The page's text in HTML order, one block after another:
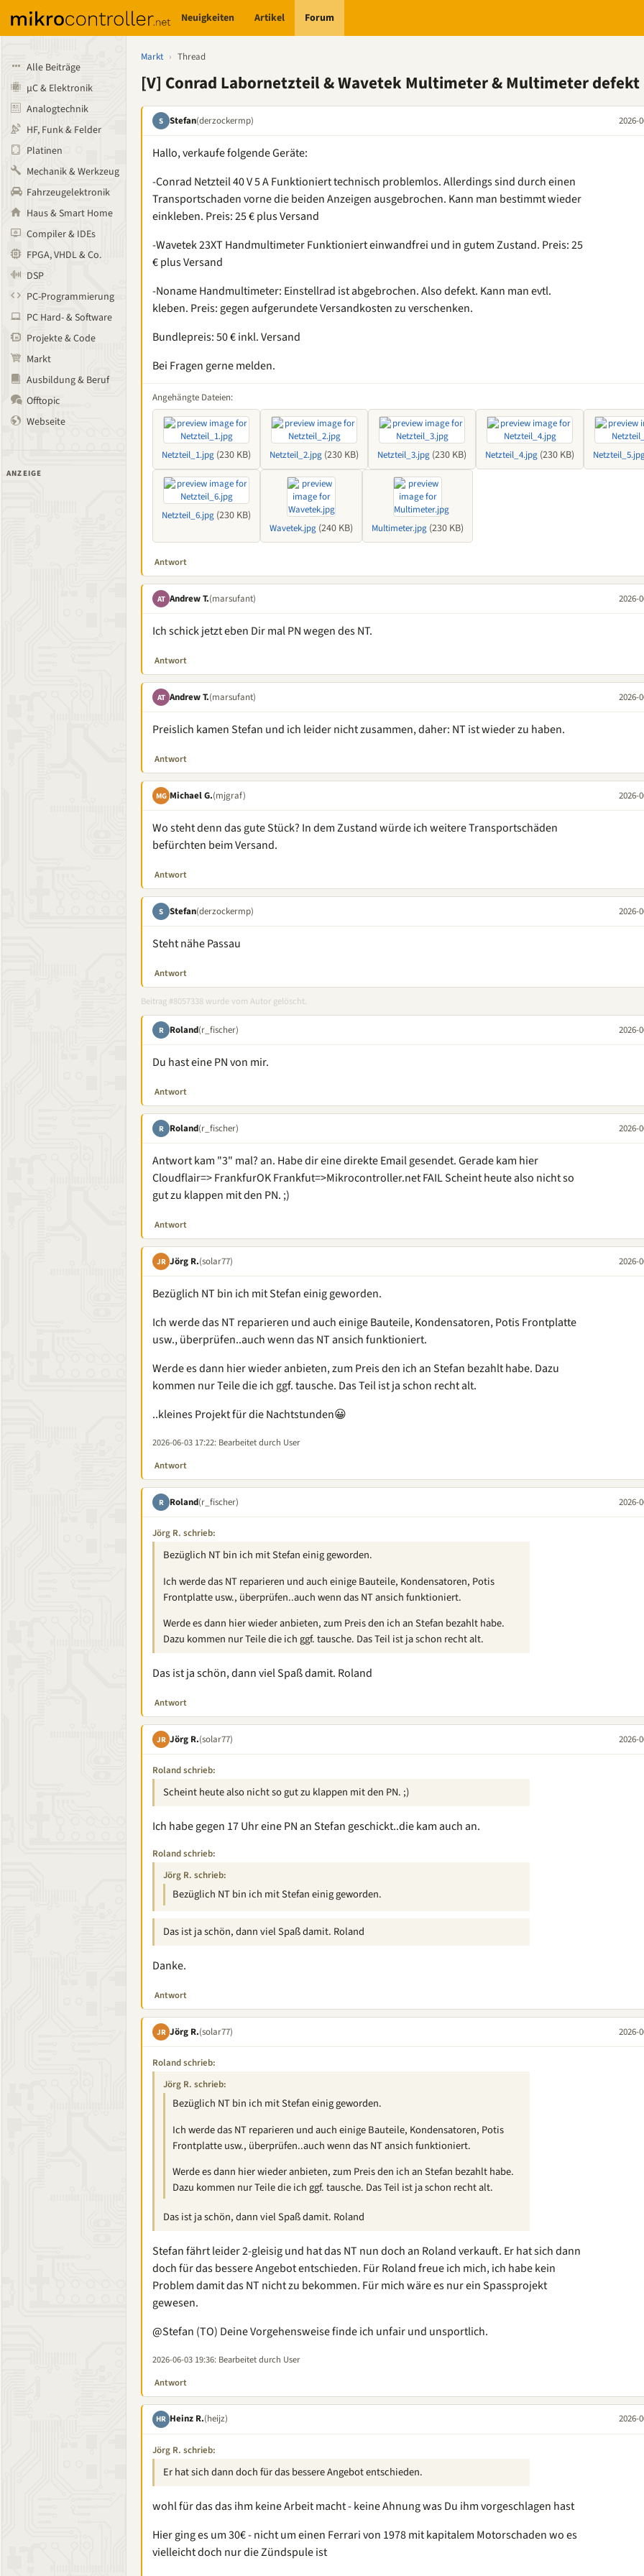
Neuigkeiten Artikel Forum
Alle Beiträge
µC & Elektronik
Analogtechnik
HF, Funk & Felder
Platinen
Mechanik & Werkzeug
Fahrzeugelektronik
Haus & Smart Home
Compiler & IDEs
FPGA, VHDL & Co.
DSP
PC-Programmierung
PC Hard- & Software
Projekte & Code
Markt
Ausbildung & Beruf
Offtopic
Webseite
ANZEIGE
Markt › Thread
[V] Conrad Labornetzteil & Wavetek Multimeter & Multimeter defekt
S Stefan(derzockermp) 2026-
Hallo, verkaufe folgende Geräte:
-Conrad Netzteil 40 V 5 A Funktioniert technisch problemlos. Allerdings sind durch einen
Transportschaden vorne die beiden Anzeigen ausgebrochen. Kann man bestimmt wieder
einkleben. Preis: 25 € plus Versand
-Wavetek 23XT Handmultimeter Funktioniert einwandfrei und in gutem Zustand. Preis: 25
€ plus Versand
-Noname Handmultimeter: Einstellrad ist abgebrochen. Also defekt. Kann man evtl.
kleben. Preis: gegen aufgerundete Versandkosten zu verschenken.
Bundlepreis: 50 € inkl. Versand
Bei Fragen gerne melden.
Angehängte Dateien:
Netzteil_1.jpg (230 KB) Netzteil_2.jpg (230 KB) Netzteil_3.jpg (230 KB) Netzteil_4.jpg (230 KB)
Netzteil_6.jpg (230 KB)
Wavetek.jpg (240 KB) Multimeter.jpg (230 KB)
Antwort
AT Andrew T.(marsufant) 2026-
Ich schick jetzt eben Dir mal PN wegen des NT.
Antwort
AT Andrew T.(marsufant) 2026-
Preislich kamen Stefan und ich leider nicht zusammen, daher: NT ist wieder zu haben.
Antwort
MG Michael G.(mjgraf) 2026-
Wo steht denn das gute Stück? In dem Zustand würde ich weitere Transportschäden
befürchten beim Versand.
Antwort
S Stefan(derzockermp) 2026-
Steht nähe Passau
Antwort
Beitrag #8057338 wurde vom Autor gelöscht.
R Roland(r_fischer) 2026-
Du hast eine PN von mir.
Antwort
R Roland(r_fischer) 2026-
Antwort kam "3" mal? an. Habe dir eine direkte Email gesendet. Gerade kam hier
Cloudflair=> FrankfurOK Frankfut=>Mikrocontroller.net FAIL Scheint heute also nicht so
gut zu klappen mit den PN. ;)
Antwort
JR Jörg R.(solar77) 2026-
Bezüglich NT bin ich mit Stefan einig geworden.
Ich werde das NT reparieren und auch einige Bauteile, Kondensatoren, Potis Frontplatte
usw., überprüfen..auch wenn das NT ansich funktioniert.
Werde es dann hier wieder anbieten, zum Preis den ich an Stefan bezahlt habe. Dazu
kommen nur Teile die ich ggf. tausche. Das Teil ist ja schon recht alt.
..kleines Projekt für die Nachtstunden😀
2026-06-03 17:22: Bearbeitet durch User
Antwort
R Roland(r_fischer) 2026-
Jörg R. schrieb:
Bezüglich NT bin ich mit Stefan einig geworden.
Ich werde das NT reparieren und auch einige Bauteile, Kondensatoren, Potis
Frontplatte usw., überprüfen..auch wenn das NT ansich funktioniert.
Werde es dann hier wieder anbieten, zum Preis den ich an Stefan bezahlt habe.
Dazu kommen nur Teile die ich ggf. tausche. Das Teil ist ja schon recht alt.
Das ist ja schön, dann viel Spaß damit. Roland
Antwort
JR Jörg R.(solar77) 2026-
Roland schrieb:
Scheint heute also nicht so gut zu klappen mit den PN. ;)
Ich habe gegen 17 Uhr eine PN an Stefan geschickt..die kam auch an.
Roland schrieb:
Jörg R. schrieb:
Bezüglich NT bin ich mit Stefan einig geworden.
Das ist ja schön, dann viel Spaß damit. Roland
Danke.
Antwort
JR Jörg R.(solar77) 2026-
Roland schrieb:
Jörg R. schrieb:
Bezüglich NT bin ich mit Stefan einig geworden.
Ich werde das NT reparieren und auch einige Bauteile, Kondensatoren, Potis
Frontplatte usw., überprüfen..auch wenn das NT ansich funktioniert.
Werde es dann hier wieder anbieten, zum Preis den ich an Stefan bezahlt habe.
Dazu kommen nur Teile die ich ggf. tausche. Das Teil ist ja schon recht alt.
Das ist ja schön, dann viel Spaß damit. Roland
Stefan fährt leider 2-gleisig und hat das NT nun doch an Roland verkauft. Er hat sich dann
doch für das bessere Angebot entschieden. Für Roland freue ich mich, ich habe kein
Problem damit das NT nicht zu bekommen. Für mich wäre es nur ein Spassprojekt
gewesen.
@Stefan (TO) Deine Vorgehensweise finde ich unfair und unsportlich.
2026-06-03 19:36: Bearbeitet durch User
Antwort
HR Heinz R.(heijz) 2026-
Jörg R. schrieb:
Er hat sich dann doch für das bessere Angebot entschieden.
wohl für das das ihm keine Arbeit macht - keine Ahnung was Du ihm vorgeschlagen hast
Hier ging es um 30€ - nicht um einen Ferrari von 1978 mit kapitalem Motorschaden wo es
vielleicht doch nur die Zündspule ist